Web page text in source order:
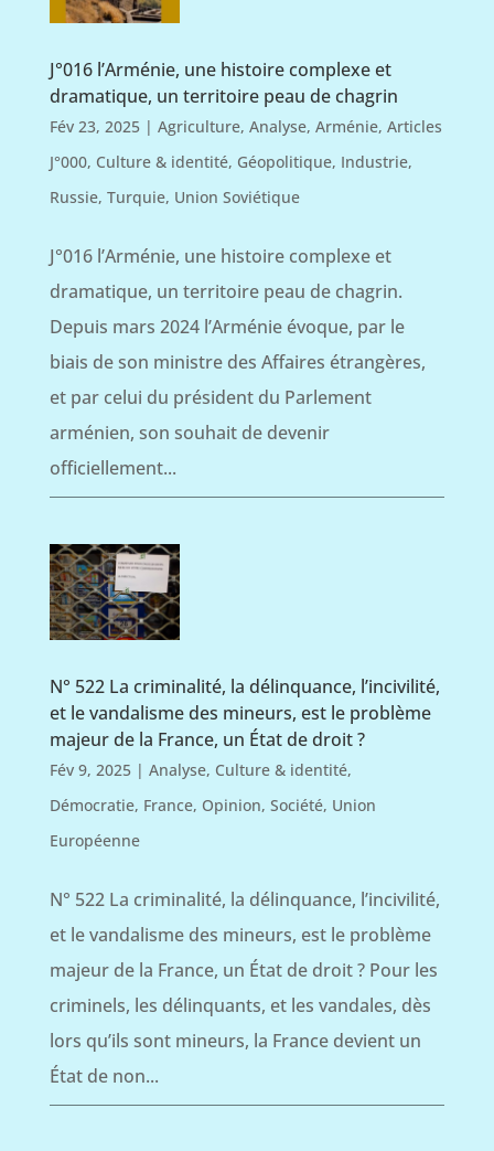
J°016 l’Arménie, une histoire complexe et
dramatique, un territoire peau de chagrin
Fév 23, 2025| Agriculture, Analyse, Arménie, Articles
J°000, Culture & identité, Géopolitique, Industrie,
Russie, Turquie, Union Soviétique
J°016 l’Arménie, une histoire complexe et
dramatique, un territoire peau de chagrin.
Depuis mars 2024 l’Arménie évoque, par le
biais de son ministre des Affaires étrangères,
et par celui du président du Parlement
arménien, son souhait de devenir
officiellement...
N° 522 La criminalité, la délinquance, l’incivilité,
et le vandalisme des mineurs, est le problème
majeur de la France, un État de droit ?
Fév 9, 2025| Analyse, Culture & identité,
Démocratie, France, Opinion, Société, Union
Européenne
N° 522 La criminalité, la délinquance, l’incivilité,
et le vandalisme des mineurs, est le problème
majeur de la France, un État de droit ? Pour les
criminels, les délinquants, et les vandales, dès
lors qu’ils sont mineurs, la France devient un
État de non...